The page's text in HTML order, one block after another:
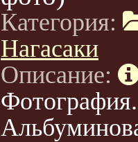
Категория:
Нагасаки
Описание:
Фотография.